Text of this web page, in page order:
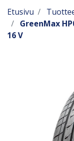
Etusivu
GreenMax
16 V